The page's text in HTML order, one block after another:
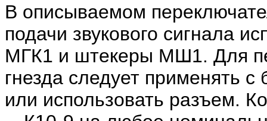
В описываемом
подачи звукового сигнала
МГК1 и штекеры МШ1. Для
гнезда следует применять
или использовать